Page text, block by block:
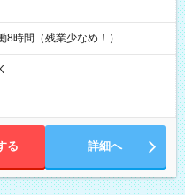
時間（残業少なめ！）
る 詳細へ